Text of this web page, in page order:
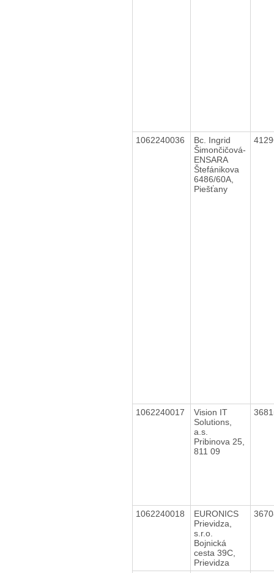
1062240036
Bc. Ingrid
Šimončičová-
ENSARA
Štefánikova
6486/60A,
Piešťany
1062240017
Vision IT
Solutions,
a.s.
Pribinova 25,
811 09
1062240018
EURONICS
Prievidza,
s.r.o.
Bojnická
cesta 39C,
Prievidza